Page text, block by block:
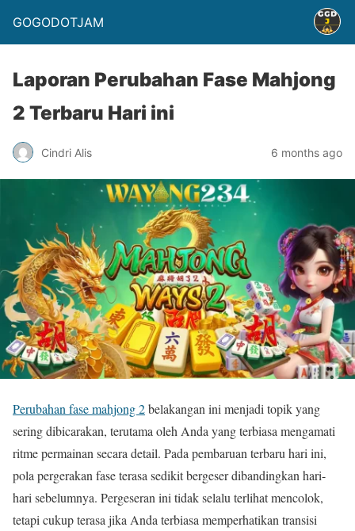
GOGODOTJAM
Laporan Perubahan Fase Mahjong
2 Terbaru Hari ini
Cindri Alis 6 months ago
Perubahan fase mahjong 2belakangan ini menjadi topik yang
sering dibicarakan, terutama oleh Anda yang terbiasa mengamati
ritme permainan secara detail. Pada pembaruan terbaru hari ini,
pola pergerakan fase terasa sedikit bergeser dibandingkan hari-
hari sebelumnya. Pergeseran ini tidak selalu terlihat mencolok,
tetapi cukup terasa jika Anda terbiasa memperhatikan transisi